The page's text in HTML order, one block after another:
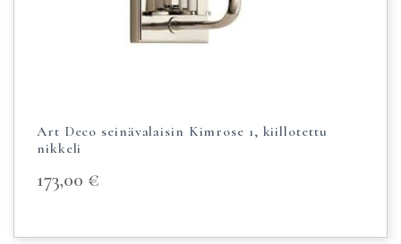
Art Deco seinävalaisin Kimrose 1, kiillotettu
nikkeli
173,00 €